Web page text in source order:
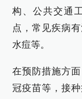
构、公共交通
点，常见疾病
水痘等。
在预防措施方
冠疫苗等，接